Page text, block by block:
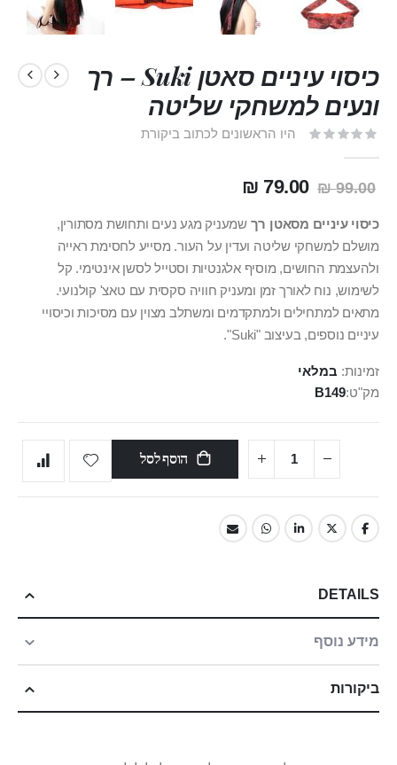
כיסוי עיניים סאטן Suki – רך
ונעים למשחקי שליטה
היו הראשונים לכתוב ביקורת
99.00 ₪
79.00 ₪
כיסוי עיניים מסאטן רך שמעניק מגע נעים ותחושת מסתורין,
מושלם למשחקי שליטה ועדין על העור. מסייע לחסימת ראייה
ולהעצמת החושים, מוסיף אלגנטיות וסטייל לסשן אינטימי. קל
לשימוש, נוח לאורך זמן ומעניק חוויה סקסית עם טאצ' קולנועי.
מתאים למתחילים ולמתקדמים ומשתלב מצוין עם מסיכות וכיסויי
עיניים נוספים, בעיצוב "Suki".
זמינות: במלאי
מק"ט B149
הוסף לסל
DETAILS
מידע נוסף
ביקורות